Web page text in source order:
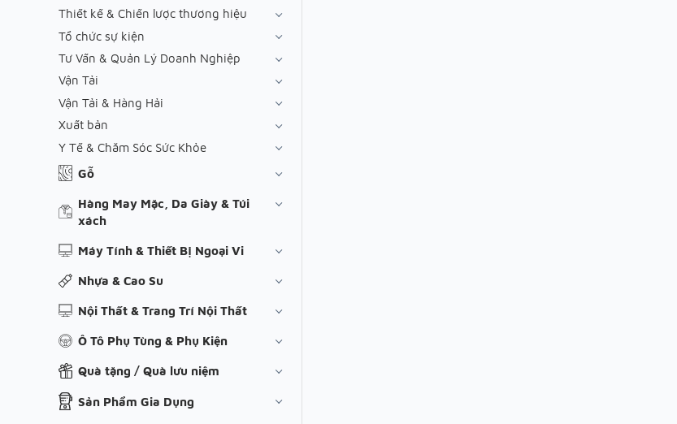
Thiết kế & Chiến lược thương hiệu
Tổ chức sự kiện
Tư Vấn & Quản Lý Doanh Nghiệp
Vận Tải
Vận Tải & Hàng Hải
Xuất bản
Y Tế & Chăm Sóc Sức Khỏe
Gỗ
Hàng May Mặc, Da Giày & Túi
xách
Máy Tính & Thiết Bị Ngoại Vi
Nhựa & Cao Su
Nội Thất & Trang Trí Nội Thất
Ô Tô Phụ Tùng & Phụ Kiện
Quà tặng / Quà lưu niệm
Sản Phẩm Gia Dụng